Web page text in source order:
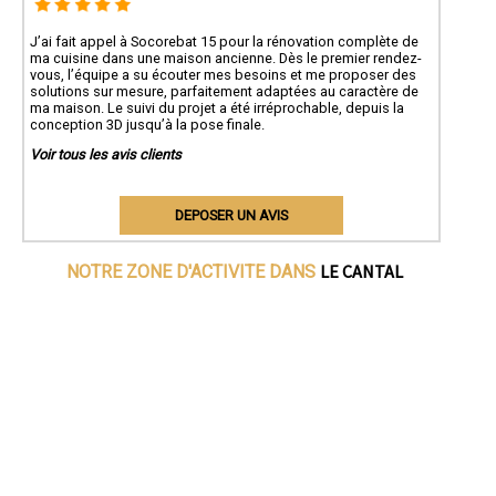
J’ai fait appel à Socorebat 15 pour la rénovation complète de
ma cuisine dans une maison ancienne. Dès le premier rendez-
vous, l’équipe a su écouter mes besoins et me proposer des
solutions sur mesure, parfaitement adaptées au caractère de
ma maison. Le suivi du projet a été irréprochable, depuis la
conception 3D jusqu’à la pose finale.
Voir tous les avis clients
DEPOSER UN AVIS
NOTRE ZONE D'ACTIVITE DANS LE CANTAL